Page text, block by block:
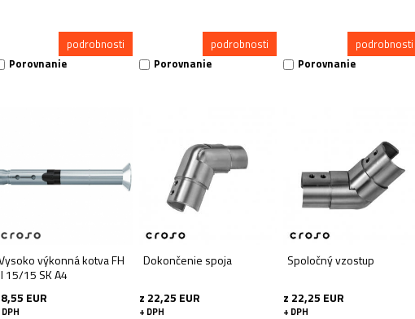
podrobnosti
Porovnanie
podrobnosti
Porovnanie
podrobnosti
Porovnanie
výkonná kotva FH
15/15 SK A4
EUR
Dokončenie spoja
z 22,25 EUR
+ DPH
Spoločný vzostup
z 22,25 EUR
+ DPH